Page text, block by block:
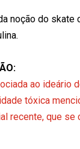
noção do skate
ao ideário
tóxica
recente, que se